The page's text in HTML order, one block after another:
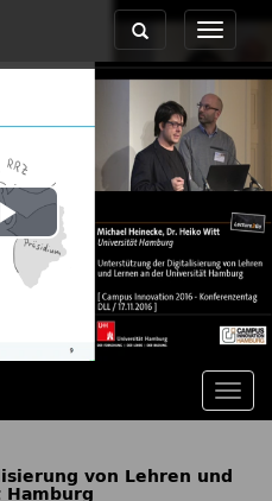
Toggle
Toggle
navigation
Play
Video
von Lehren und